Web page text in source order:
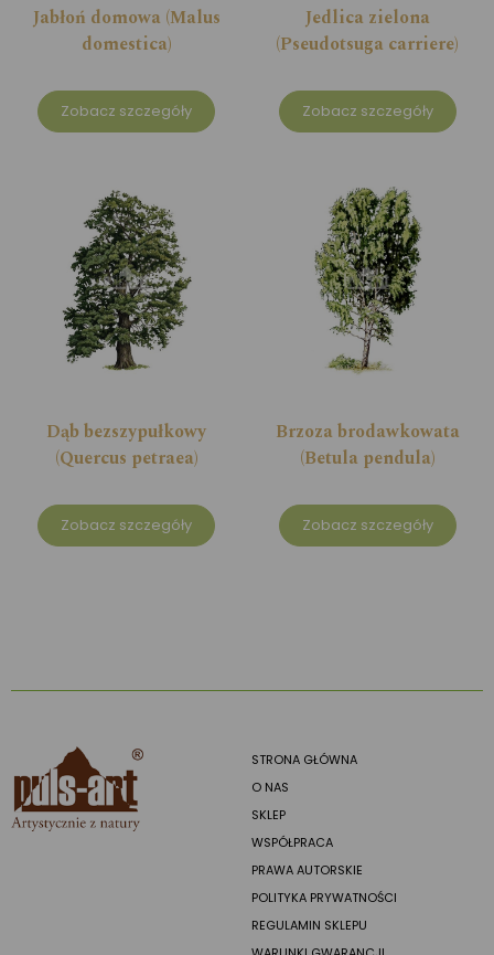
Jabłoń domowa (Malus
domestica)
Zobacz szczegóły
Jedlica zielona
(Pseudotsuga carriere)
Zobacz szczegóły
Dąb bezszypułkowy
(Quercus petraea)
Zobacz szczegóły
Brzoza brodawkowata
(Betula pendula)
Zobacz szczegóły
STRONA GŁÓWNA
O NAS
SKLEP
WSPÓŁPRACA
PRAWA AUTORSKIE
POLITYKA PRYWATNOŚCI
REGULAMIN SKLEPU